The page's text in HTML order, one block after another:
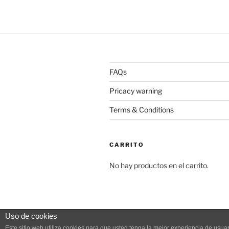
FAQs
Pricacy warning
Terms & Conditions
CARRITO
No hay productos en el carrito.
Uso de cookies